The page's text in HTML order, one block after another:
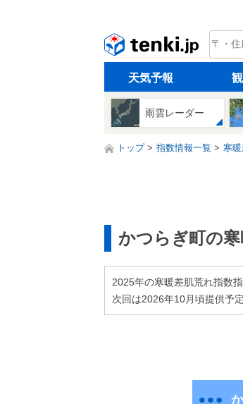
tenki.jp
天気予報
雨雲レーダー
トップ 指数情報一覧 寒
かつらぎ町の
2025年の寒暖差肌荒れ指数
次回は2026年10月頃提供予定